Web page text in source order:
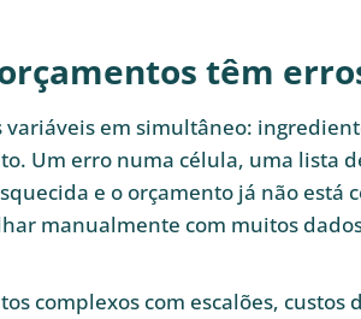
têm
em simultâneo:
Um erro numa célula, uma lista
e o orçamento já não está
manualmente com muitos
complexos com escalões, custos